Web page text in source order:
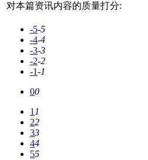
对本篇资讯内容的质量打分:
-5-5
-4-4
-3-3
-2-2
-1-1
00
11
22
33
44
55